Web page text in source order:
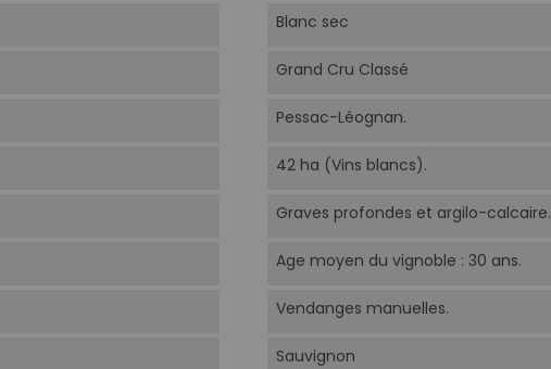
Blanc sec
Grand Cru Classé
Pessac-Léognan.
42 ha (Vins blancs).
Graves profondes et argilo-calcaire.
Age moyen du vignoble : 30 ans.
Vendanges manuelles.
Sauvignon